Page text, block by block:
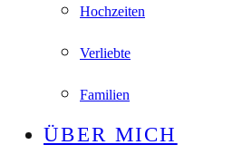
Hochzeiten
Verliebte
Familien
ÜBER MICH